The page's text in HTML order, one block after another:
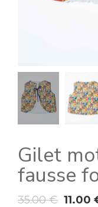
Gilet
fausse
35.00€ 11.00